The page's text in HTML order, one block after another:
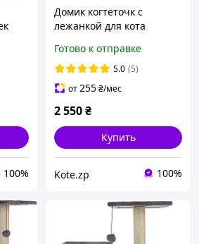
100%
Домик когтеточк с
лежанкой для кота
Готово к отправке
5.0 (5)
от255₴/мес
2 550₴
Купить
Kote.zp 100%